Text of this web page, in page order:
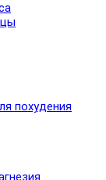
похудения